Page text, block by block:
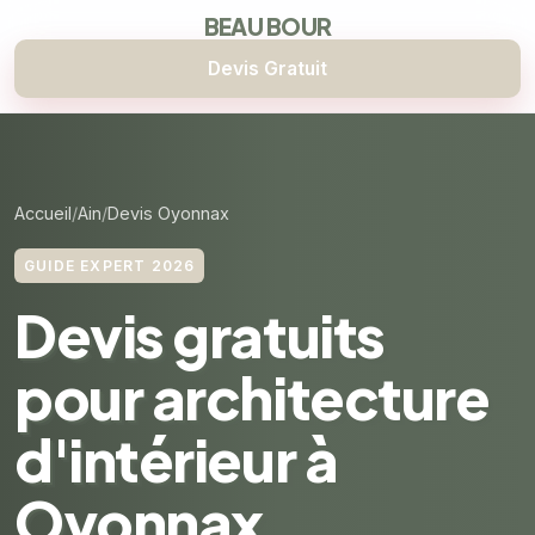
BEAU BOUR
Devis Gratuit
Accueil Ain Devis Oyonnax
GUIDE EXPERT 2026
Devis gratuits
pour architecture
d'intérieur à